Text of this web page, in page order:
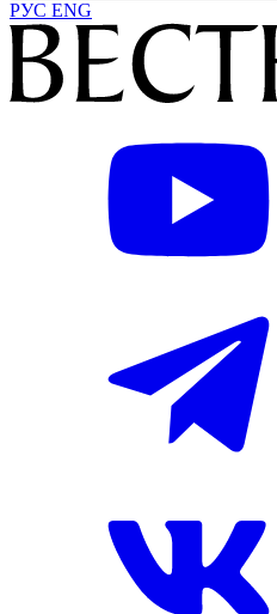
РУС ENG